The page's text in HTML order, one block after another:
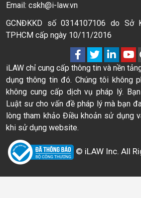
Email: cskh@i-law.vn
GCNĐKKD số 0314107106 do
TPHCM cấp ngày 10/11/2016
iLAW chỉ cung cấp thông tin và nền
dụng thông tin đó. Chúng tôi không
không cung cấp dịch vụ pháp lý.
Luật sư cho vấn đề pháp lý mà bạn
lòng tham khảo Điều khoản sử dụng
khi sử dụng website.
© iLAW Inc. All